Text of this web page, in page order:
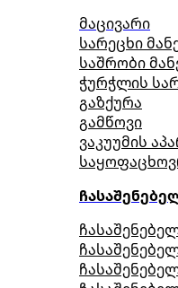
მაცივარი
სარეცხი
საშრობი
ჭურჭლის
გაზქურა
გამწოვი
ვაკუუმის